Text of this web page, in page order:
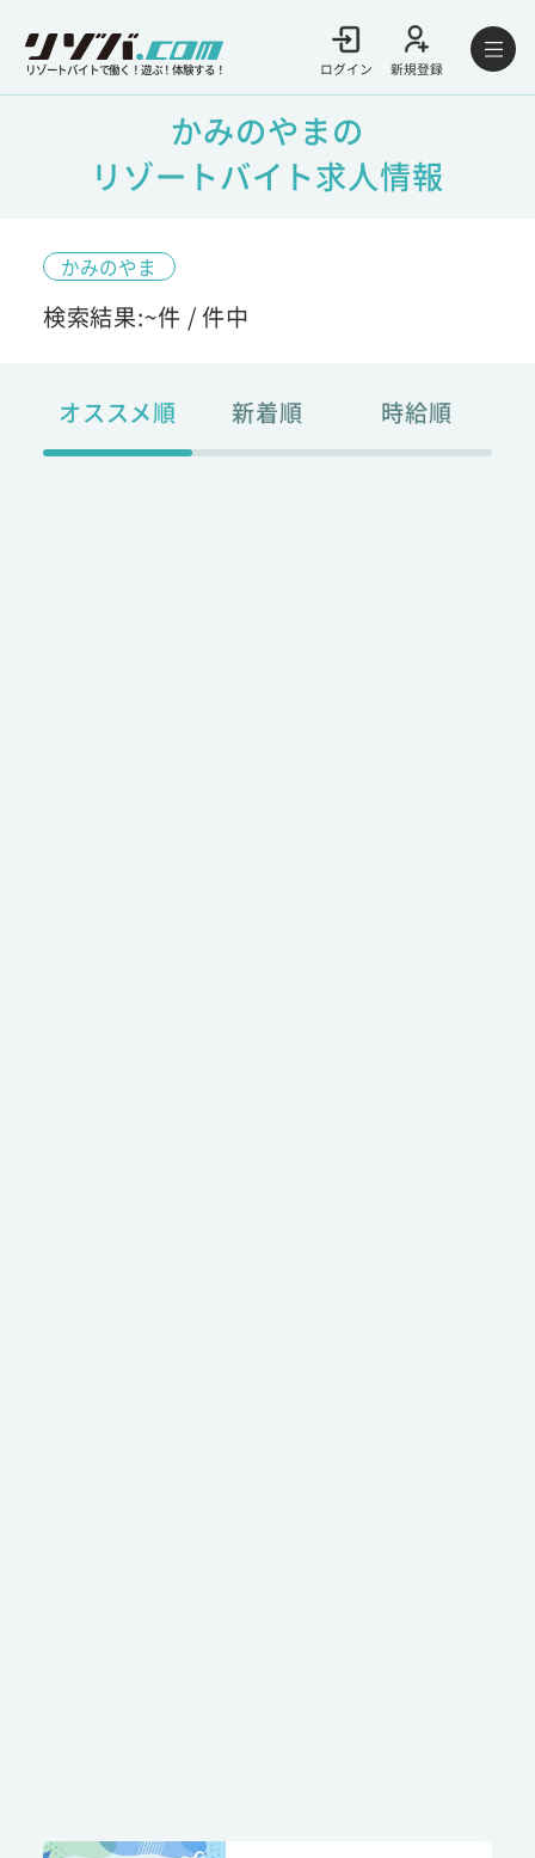
リゾートバイトで働く！遊ぶ！体験する！ ログイン 新規登録
かみのやまの
リゾートバイト求人情報
かみのやま
検索結果:~件 /件中
オススメ順 新着順 時給順